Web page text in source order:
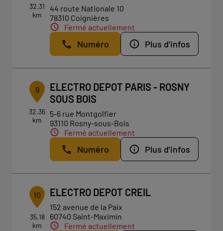
32.31
km
44 route Nationale 10
78310 Coignières
Fermé actuellement
Numéro Plus d'infos
9
32.36
km
ELECTRO DEPOT PARIS - ROSNY
SOUS BOIS
5-6 rue Montgolfier
93110 Rosny-sous-Bois
Fermé actuellement
Numéro Plus d'infos
10
35.18
km
ELECTRO DEPOT CREIL
152 avenue de la Paix
60740 Saint-Maximin
Fermé actuellement